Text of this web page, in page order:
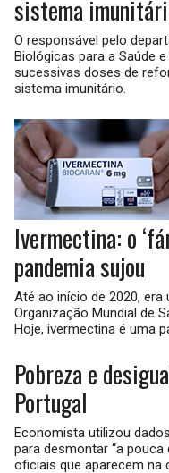
sistema
O responsável pelo
Biológicas para a Saúde
sucessivas doses de
sistema imunitário.
Ivermectina: o
pandemia sujou
Até ao início de 2020,
Organização Mundial de
Hoje, ivermectina é uma
Pobreza e
Portugal
Economista utilizou
para desmontar “a
oficiais que aparecem